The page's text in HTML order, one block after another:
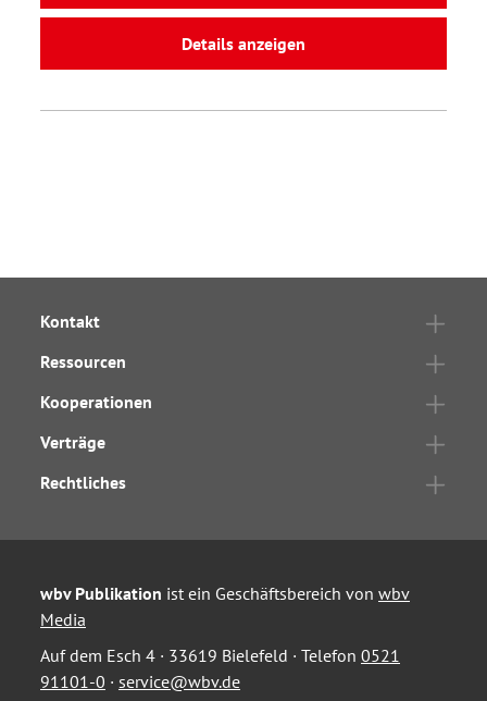
Details anzeigen
Kontakt
Ressourcen
Kooperationen
Verträge
Rechtliches
wbv Publikation ist ein Geschäftsbereich von wbv
Media
Auf dem Esch 4 · 33619 Bielefeld · Telefon 0521
91101-0 · service@wbv.de